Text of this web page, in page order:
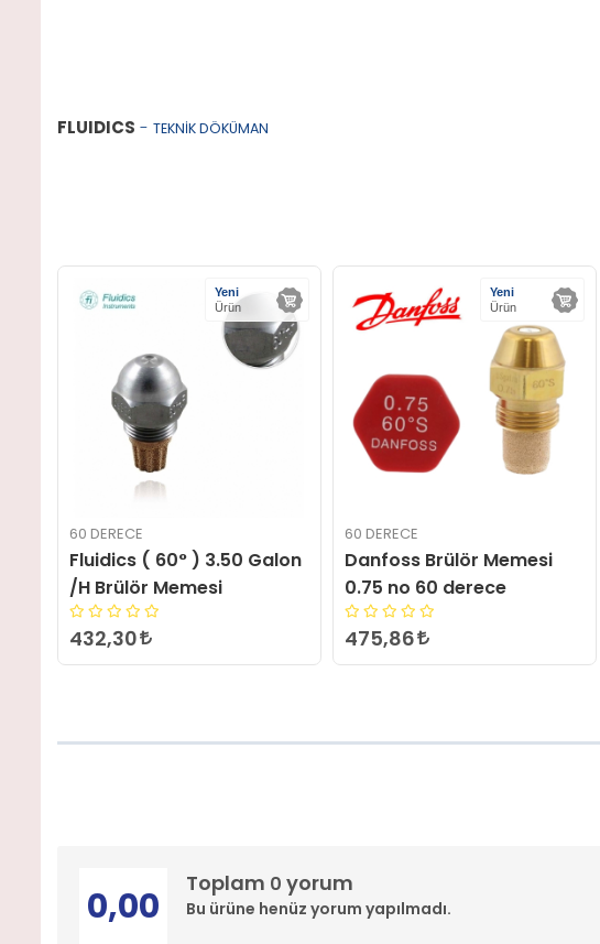
FLUIDICS - TEKNİK DÖKÜMAN
Yeni
Ürün
60 DERECE
Danfoss Brülör Memesi
0.75 no 60 derece
475,86
Yeni
Ürün
60 DERECE
Fluidics ( 60° ) 6.50 Galon
/H Brülör Memesi
432,30
Toplam 0 yorum
Bu ürüne henüz yorum yapılmadı.
0,00